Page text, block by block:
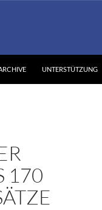
UNTERSTÜTZUNG
170